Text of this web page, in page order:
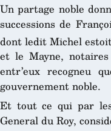
Un partage noble
successions de
dont ledit Michel
et le Mayne,
entr’eux recogneu
gouvernement noble.
Et tout ce qui par
General du Roy,